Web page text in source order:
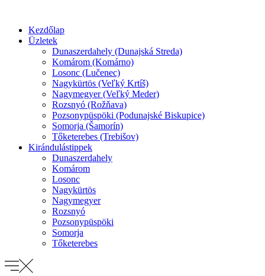
obsah
Kezdőlap
Üzletek
Dunaszerdahely (Dunajská Streda)
Komárom (Komárno)
Losonc (Lučenec)
Nagykürtös (Veľký Krtíš)
Nagymegyer (Veľký Meder)
Rozsnyó (Rožňava)
Pozsonypüspöki (Podunajské Biskupice)
Somorja (Šamorín)
Tőketerebes (Trebišov)
Kirándulástippek
Dunaszerdahely
Komárom
Losonc
Nagykürtös
Nagymegyer
Rozsnyó
Pozsonypüspöki
Somorja
Tőketerebes